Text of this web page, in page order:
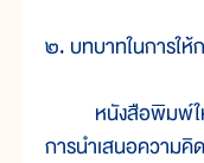
๒. บทบาทในการให้
หนังสือพิมพ์ให้ค
การนำเสนอความ